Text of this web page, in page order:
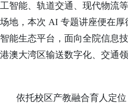
工智能、轨道交通、现代物流
场地，本次 AI 专题讲座便在
智能生态平台，面向全院信息
港澳大湾区输送数字化、交通
依托校区产教融合育人定